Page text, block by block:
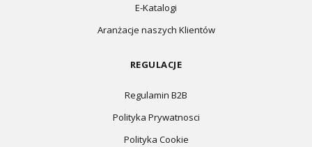
E-Katalogi
Aranżacje naszych Klientów
REGULACJE
Regulamin B2B
Polityka Prywatnosci
Polityka Cookie